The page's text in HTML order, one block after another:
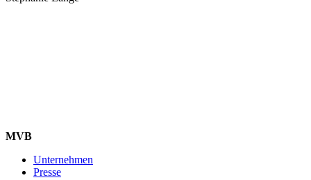
MVB
Unternehmen
Presse